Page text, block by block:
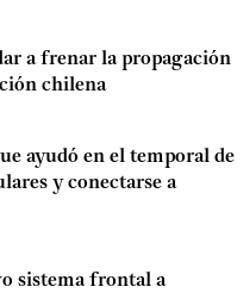
a frenar la propagación
chilena
ayudó en el temporal de
y conectarse a
sistema frontal a